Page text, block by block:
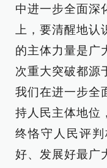
中进一步全面深
上，要清醒地
的主体力量是广
次重大突破都源
我们在进一步全
持人民主体地位
终恪守人民评
好、发展好最广